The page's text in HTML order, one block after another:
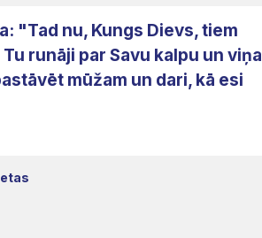
"Tad nu, Kungs Dievs, tiem
runāji par Savu kalpu un viņa
mūžam un dari, kā esi